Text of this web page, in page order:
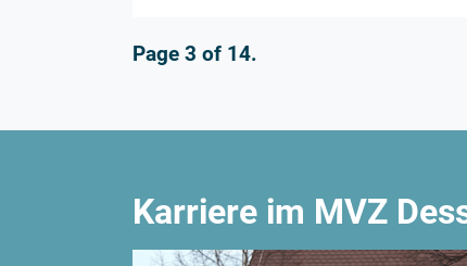
Page 3 of 14.
Karriere im MVZ